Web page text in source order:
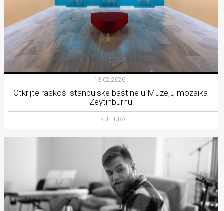
13.02.2026.
Otkrijte raskoš istanbulske baštine u Muzeju mozaika
Zeytinburnu
KULTURA